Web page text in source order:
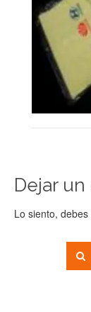
Dejar
Lo siento,